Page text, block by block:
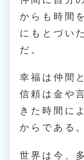
からも時間
にもとづい
だ。
幸福は仲間
信頼は金や
きた時間に
からである。
世界は今、